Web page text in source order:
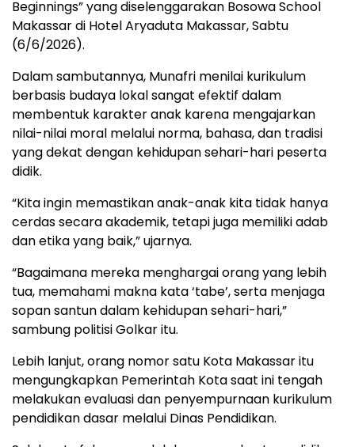
Beginnings” yang diselenggarakan Bosowa School
Makassar di Hotel Aryaduta Makassar, Sabtu
(6/6/2026).
Dalam sambutannya, Munafri menilai kurikulum
berbasis budaya lokal sangat efektif dalam
membentuk karakter anak karena mengajarkan
nilai-nilai moral melalui norma, bahasa, dan tradisi
yang dekat dengan kehidupan sehari-hari peserta
didik.
“Kita ingin memastikan anak-anak kita tidak hanya
cerdas secara akademik, tetapi juga memiliki adab
dan etika yang baik,” ujarnya.
“Bagaimana mereka menghargai orang yang lebih
tua, memahami makna kata ‘tabe’, serta menjaga
sopan santun dalam kehidupan sehari-hari,”
sambung politisi Golkar itu.
Lebih lanjut, orang nomor satu Kota Makassar itu
mengungkapkan Pemerintah Kota saat ini tengah
melakukan evaluasi dan penyempurnaan kurikulum
pendidikan dasar melalui Dinas Pendidikan.